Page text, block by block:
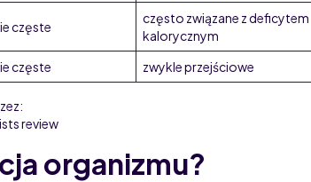
częste
często związane z deficytem
kalorycznym
częste zwykle przejściowe
review
organizmu?